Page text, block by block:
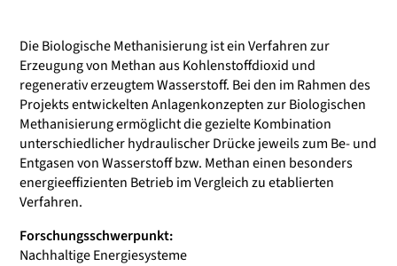
Die Biologische Methanisierung ist ein Verfahren zur
Erzeugung von Methan aus Kohlenstoffdioxid und
regenerativ erzeugtem Wasserstoff. Bei den im Rahmen des
Projekts entwickelten Anlagenkonzepten zur Biologischen
Methanisierung ermöglicht die gezielte Kombination
unterschiedlicher hydraulischer Drücke jeweils zum Be- und
Entgasen von Wasserstoff bzw. Methan einen besonders
energieeffizienten Betrieb im Vergleich zu etablierten
Verfahren.
Forschungsschwerpunkt:
Nachhaltige Energiesysteme